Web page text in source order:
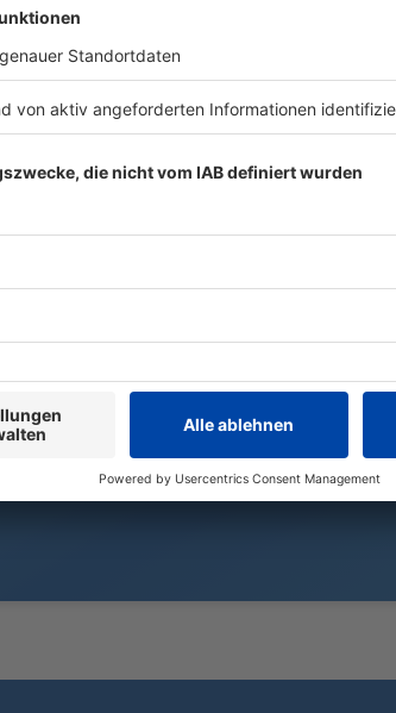
Taser testen auf Streife:
Waffe bisher 19-mal
eingesetzt